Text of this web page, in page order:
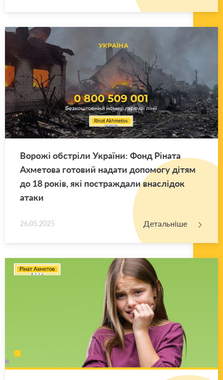
Во­ро­жі об­стрі­ли Укра­ї­ни: Фонд Рі­на­та
Ахме­то­ва го­то­вий на­да­ти до­по­мо­гу дітям
до 18 років, які по­стра­жда­ли вна­слі­док
атаки
26.05.2025 Детальніше